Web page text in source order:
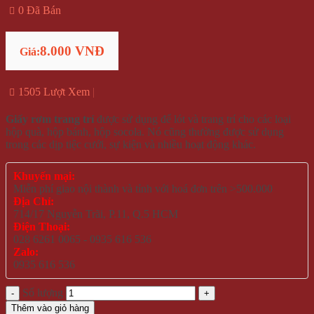
0 Đã Bán
Giá:8.000 VNĐ
1505 Lượt Xem
Giấy rơm trang trí được sử dụng để lót và trang trí cho các loại
hộp quà, hộp bánh, hộp socola. Nó cũng thường được sử dụng
trong các dịp tiệc cưới, sự kiện và nhiều hoạt động khác.
Khuyến mại:
Miễn phí giao nội thành và tỉnh với hoá đơn trên >500.000
Địa Chỉ:
714/17 Nguyễn Trãi, P.11, Q.5 HCM
Điện Thoại:
028 6261 0065 - 0935 616 536
Zalo:
0935 616 536
Số lượng
Thêm vào giỏ hàng